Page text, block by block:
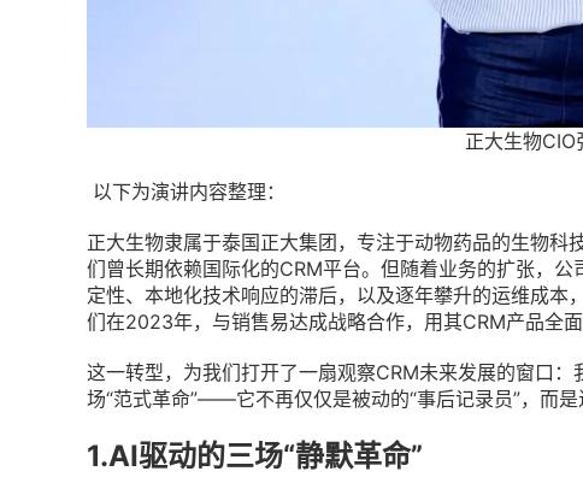
正大生物CIO
以下为演讲内容整理：
正大生物隶属于泰国正大集团，专注于动物药品的生物
们曾长期依赖国际化的CRM平台。但随着业务的扩张，
定性、本地化技术响应的滞后，以及逐年攀升的运维成
们在2023年，与销售易达成战略合作，用其CRM产品全面
这一转型，为我们打开了一扇观察CRM未来发展的窗口
场“范式革命”——它不再仅仅是被动的“事后记录员”，而是
1.AI驱动的三场“静默革命”